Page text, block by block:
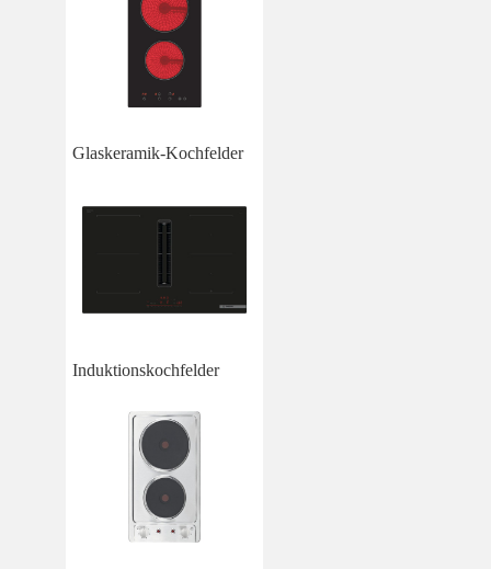
Glaskeramik-Kochfelder
Induktionskochfelder